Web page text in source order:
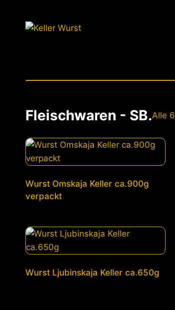
Fleischwaren - SB.Alle
Wurst Omskaja Keller ca.900g
verpackt
Wurst Ljubinskaja Keller ca.650g